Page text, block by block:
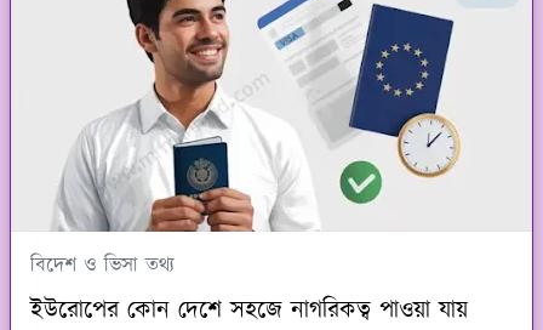
বিদেশ ও ভিসা তথ্য
ইউরোপের কোন দেশে সহজে নাগরিকত্ব পাওয়া যায়